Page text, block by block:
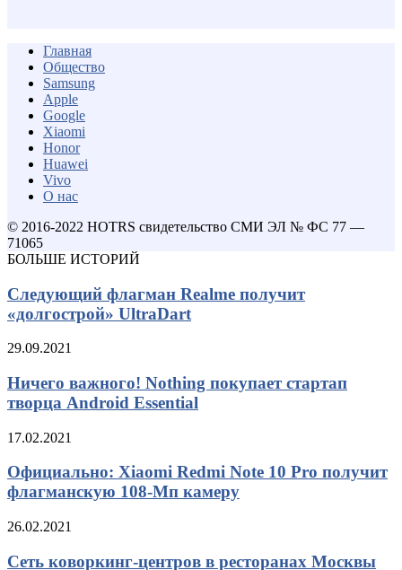
Главная
Общество
Samsung
Apple
Google
Xiaomi
Honor
Huawei
Vivo
О нас
© 2016-2022 HOTRS свидетельство СМИ ЭЛ № ФС 77 —
71065
БОЛЬШЕ ИСТОРИЙ
Следующий флагман Realme получит
«долгострой» UltraDart
29.09.2021
Ничего важного! Nothing покупает стартап
творца Android Essential
17.02.2021
Официально: Xiaomi Redmi Note 10 Pro получит
флагманскую 108-Мп камеру
26.02.2021
Сеть коворкинг-центров в ресторанах Москвы